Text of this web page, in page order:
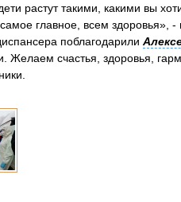
растут такими, какими вы
главное, всем здоровья», -
поблагодарили
Желаем счастья, здоровья,